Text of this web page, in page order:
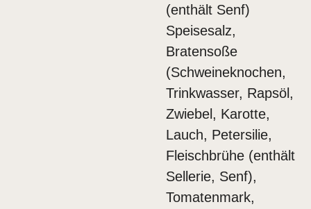
(enthält Senf)
Speisesalz,
Bratensoße
(Schweineknochen,
Trinkwasser, Rapsöl,
Zwiebel, Karotte,
Lauch, Petersilie,
Fleischbrühe (enthält
Sellerie, Senf),
Tomatenmark,